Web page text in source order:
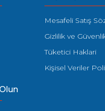
Mesafeli Satış
Gizlilik ve
Tüketici Haklari
Kişisel Veriler